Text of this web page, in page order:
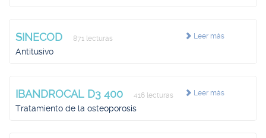
Leer más
SINECOD 871 lecturas
Antitusivo
Leer más
IBANDROCAL D3 400 416 lecturas
Tratamiento de la osteoporosis